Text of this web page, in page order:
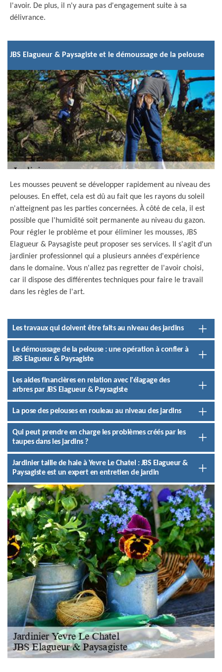
l'avoir. De plus, il n'y aura pas d'engagement suite à sa
délivrance.
JBS Elagueur & Paysagiste et le démoussage de la pelouse
Les mousses peuvent se développer rapidement au niveau des
pelouses. En effet, cela est dû au fait que les rayons du soleil
n'atteignent pas les parties concernées. À côté de cela, il est
possible que l'humidité soit permanente au niveau du gazon.
Pour régler le problème et pour éliminer les mousses, JBS
Elagueur & Paysagiste peut proposer ses services. Il s'agit d'un
jardinier professionnel qui a plusieurs années d'expérience
dans le domaine. Vous n'allez pas regretter de l'avoir choisi,
car il dispose des différentes techniques pour faire le travail
dans les règles de l'art.
Les travaux qui doivent être faits au niveau des jardins
Le démoussage de la pelouse : une opération à confier à
JBS Elagueur & Paysagiste
Les aides financières en relation avec l'élagage des
arbres par JBS Elagueur & Paysagiste
La pose des pelouses en rouleau au niveau des jardins
Qui peut prendre en charge les problèmes créés par les
taupes dans les jardins ?
Jardinier taille de haie à Yevre Le Chatel : JBS Elagueur &
Paysagiste est un expert en entretien de jardin